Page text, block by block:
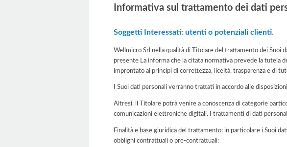
Informativa sul trattamento dei dati
Soggetti Interessati: utenti o potenziali clienti.
Wellmicro Srl nella qualità di Titolare del trattamento dei Suoi
presente La informa che la citata normativa prevede la tutela
improntato ai principi di correttezza, liceità, trasparenza e di
I Suoi dati personali verranno trattati in accordo alle
Altresì, il Titolare potrà venire a conoscenza di categorie
comunicazioni elettroniche digitali. I trattamenti di dati
Finalità e base giuridica del trattamento: in particolare i Suoi
obblighi contrattuali o pre-contrattuali: